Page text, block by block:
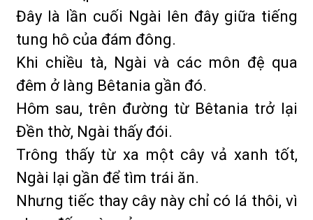
Đây là lần cuối Ngài lên đây giữa tiếng
tung hô của đám đông.
Khi chiều tà, Ngài và các môn đệ qua
đêm ở làng Bêtania gần đó.
Hôm sau, trên đường từ Bêtania trở lại
Đền thờ, Ngài thấy đói.
Trông thấy từ xa một cây vả xanh tốt,
Ngài lại gần để tìm trái ăn.
Nhưng tiếc thay cây này chỉ có lá thôi, vì